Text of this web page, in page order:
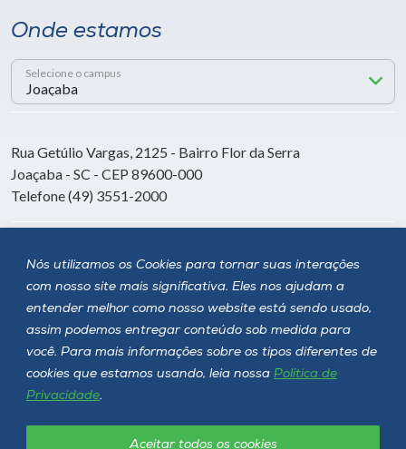
Nós utilizamos os Cookies para tornar suas interações
com nosso site mais significativa. Eles nos ajudam a
entender melhor como nosso website está sendo usado,
assim podemos entregar conteúdo sob medida para
você. Para mais informações sobre os tipos diferentes de
cookies que estamos usando, leia nossa Política de
Privacidade.
Aceitar todos os cookies
Onde estamos
Selecione o campus
Rua Getúlio Vargas, 2125 - Bairro Flor da Serra
Joaçaba - SC - CEP 89600-000
Telefone (49) 3551-2000
Siga a Unoesc